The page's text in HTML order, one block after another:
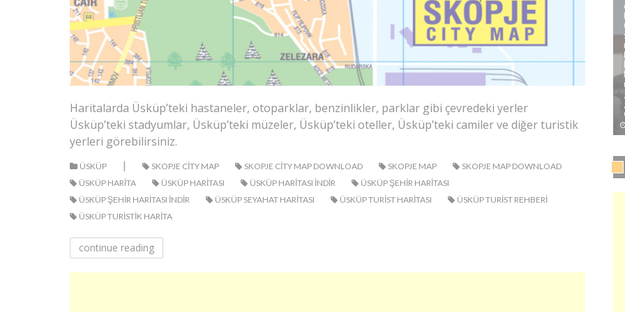
Haritalarda Üsküp’teki hastaneler, otoparklar, benzinlikler, parklar gibi çevredeki yerler
Üsküp’teki stadyumlar, Üsküp’teki müzeler, Üsküp’teki oteller, Üsküp’teki camiler ve diğer turistik
yerleri görebilirsiniz.
ÜSKÜP | SKOPJE CITY MAP SKOPJE CITY MAP DOWNLOAD SKOPJE MAP
SKOPJE MAP DOWNLOAD
ÜSKÜP HARITA
ÜSKÜP HARITASI ÜSKÜP HARITASI INDIR
ÜSKÜP ŞEHIR HARITASI
ÜSKÜP ŞEHIR HARITASI INDIR
ÜSKÜP SEYAHAT HARITASI ÜSKÜP TURIST HARITASI
ÜSKÜP TURIST REHBERI
ÜSKÜP TURISTIK HARITA
continue reading